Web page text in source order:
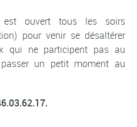
ouvert tous les soirs
pour venir se désaltérer
qui ne participent pas au
un petit moment au